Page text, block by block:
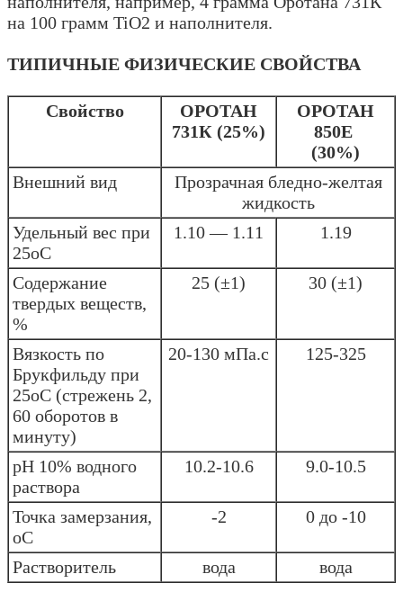
на 100 грамм TiO2 и наполнителя.
ТИПИЧНЫЕ ФИЗИЧЕСКИЕ СВОЙСТВА
Свойство
ОРОТАН
731К (25%)
ОРОТАН
850Е
(30%)
Внешний вид
Прозрачная бледно-желтая
жидкость
Удельный вес при
25оС
1.10 — 1.11 1.19
Содержание
твердых веществ,
%
25 (±1) 30 (±1)
Вязкость по
Брукфильду при
25оС (стрежень 2,
60 оборотов в
минуту)
20-130 мПа.с 125-325
рН 10% водного
раствора
10.2-10.6 9.0-10.5
Точка замерзания,
оС
-2 0 до -10
Растворитель вода вода